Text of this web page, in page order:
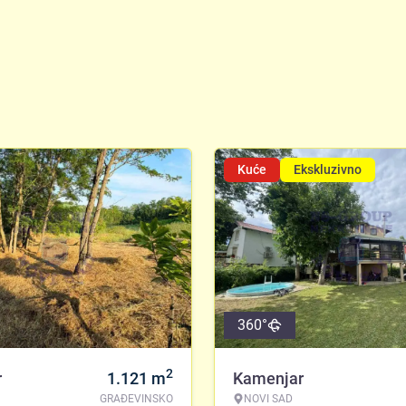
1.121 m2
GRAĐEVINSKO
Kuće Ekskluzivno
360°
Kamenjar
NOVI SAD